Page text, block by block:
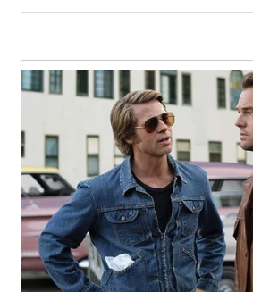
WN
WN
DANAU
TOBA
WN
NIAS